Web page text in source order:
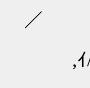
／
,ｲ